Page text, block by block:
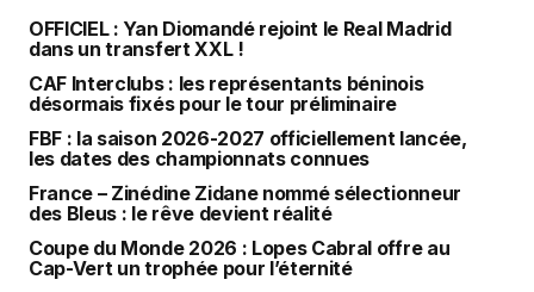
OFFICIEL : Yan Diomandé rejoint le Real Madrid
dans un transfert XXL !
CAF Interclubs : les représentants béninois
désormais fixés pour le tour préliminaire
FBF : la saison 2026-2027 officiellement lancée,
les dates des championnats connues
France – Zinédine Zidane nommé sélectionneur
des Bleus : le rêve devient réalité
Coupe du Monde 2026 : Lopes Cabral offre au
Cap-Vert un trophée pour l’éternité